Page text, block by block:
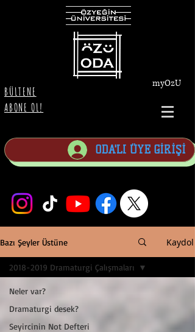
BÜLTENE
ABONE OL!
myOzU
ODA'LI ÜYE GİRİŞİ
Bazı Şeyler Üstüne Kaydol
Neler var?
Dramaturgi desek?
Seyircinin Not Defteri
2018-2019 Dramaturgi Çalışmaları